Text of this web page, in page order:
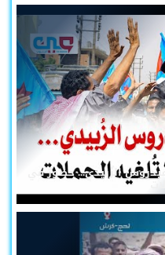
الزُبيدي... حضورٌ في